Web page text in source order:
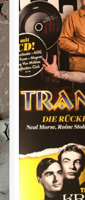
Warenkorb